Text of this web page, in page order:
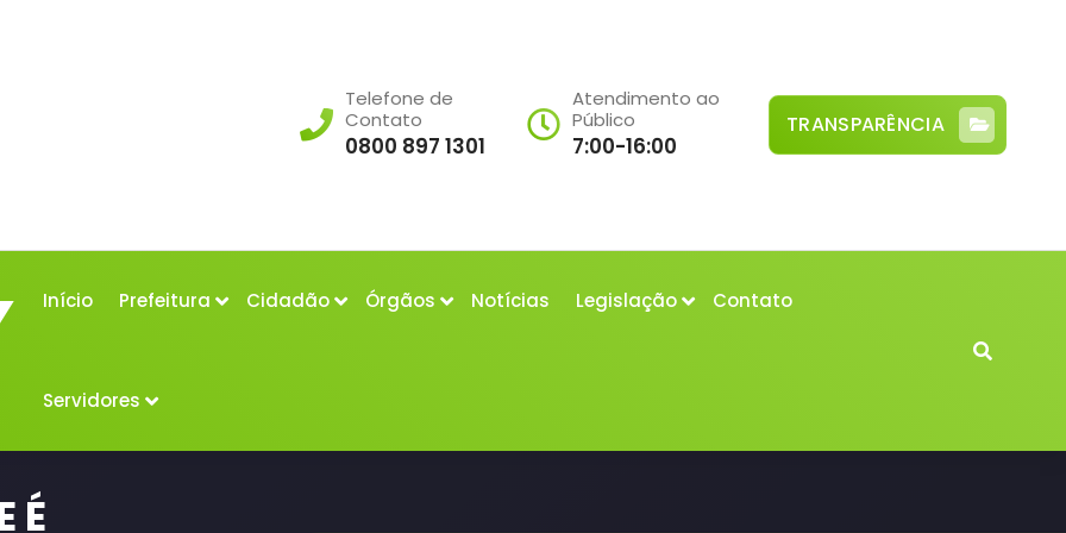
Telefone de
Contato
0800 897 1301
Atendimento ao
Público
7:00-16:00
TRANSPARÊNCIA
Início Prefeitura Cidadão Órgãos Notícias Legislação Contato
Servidores
É